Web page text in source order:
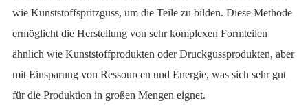
wie Kunststoffspritzguss, um die Teile zu bilden. Diese Methode
ermöglicht die Herstellung von sehr komplexen Formteilen
ähnlich wie Kunststoffprodukten oder Druckgussprodukten, aber
mit Einsparung von Ressourcen und Energie, was sich sehr gut
für die Produktion in großen Mengen eignet.